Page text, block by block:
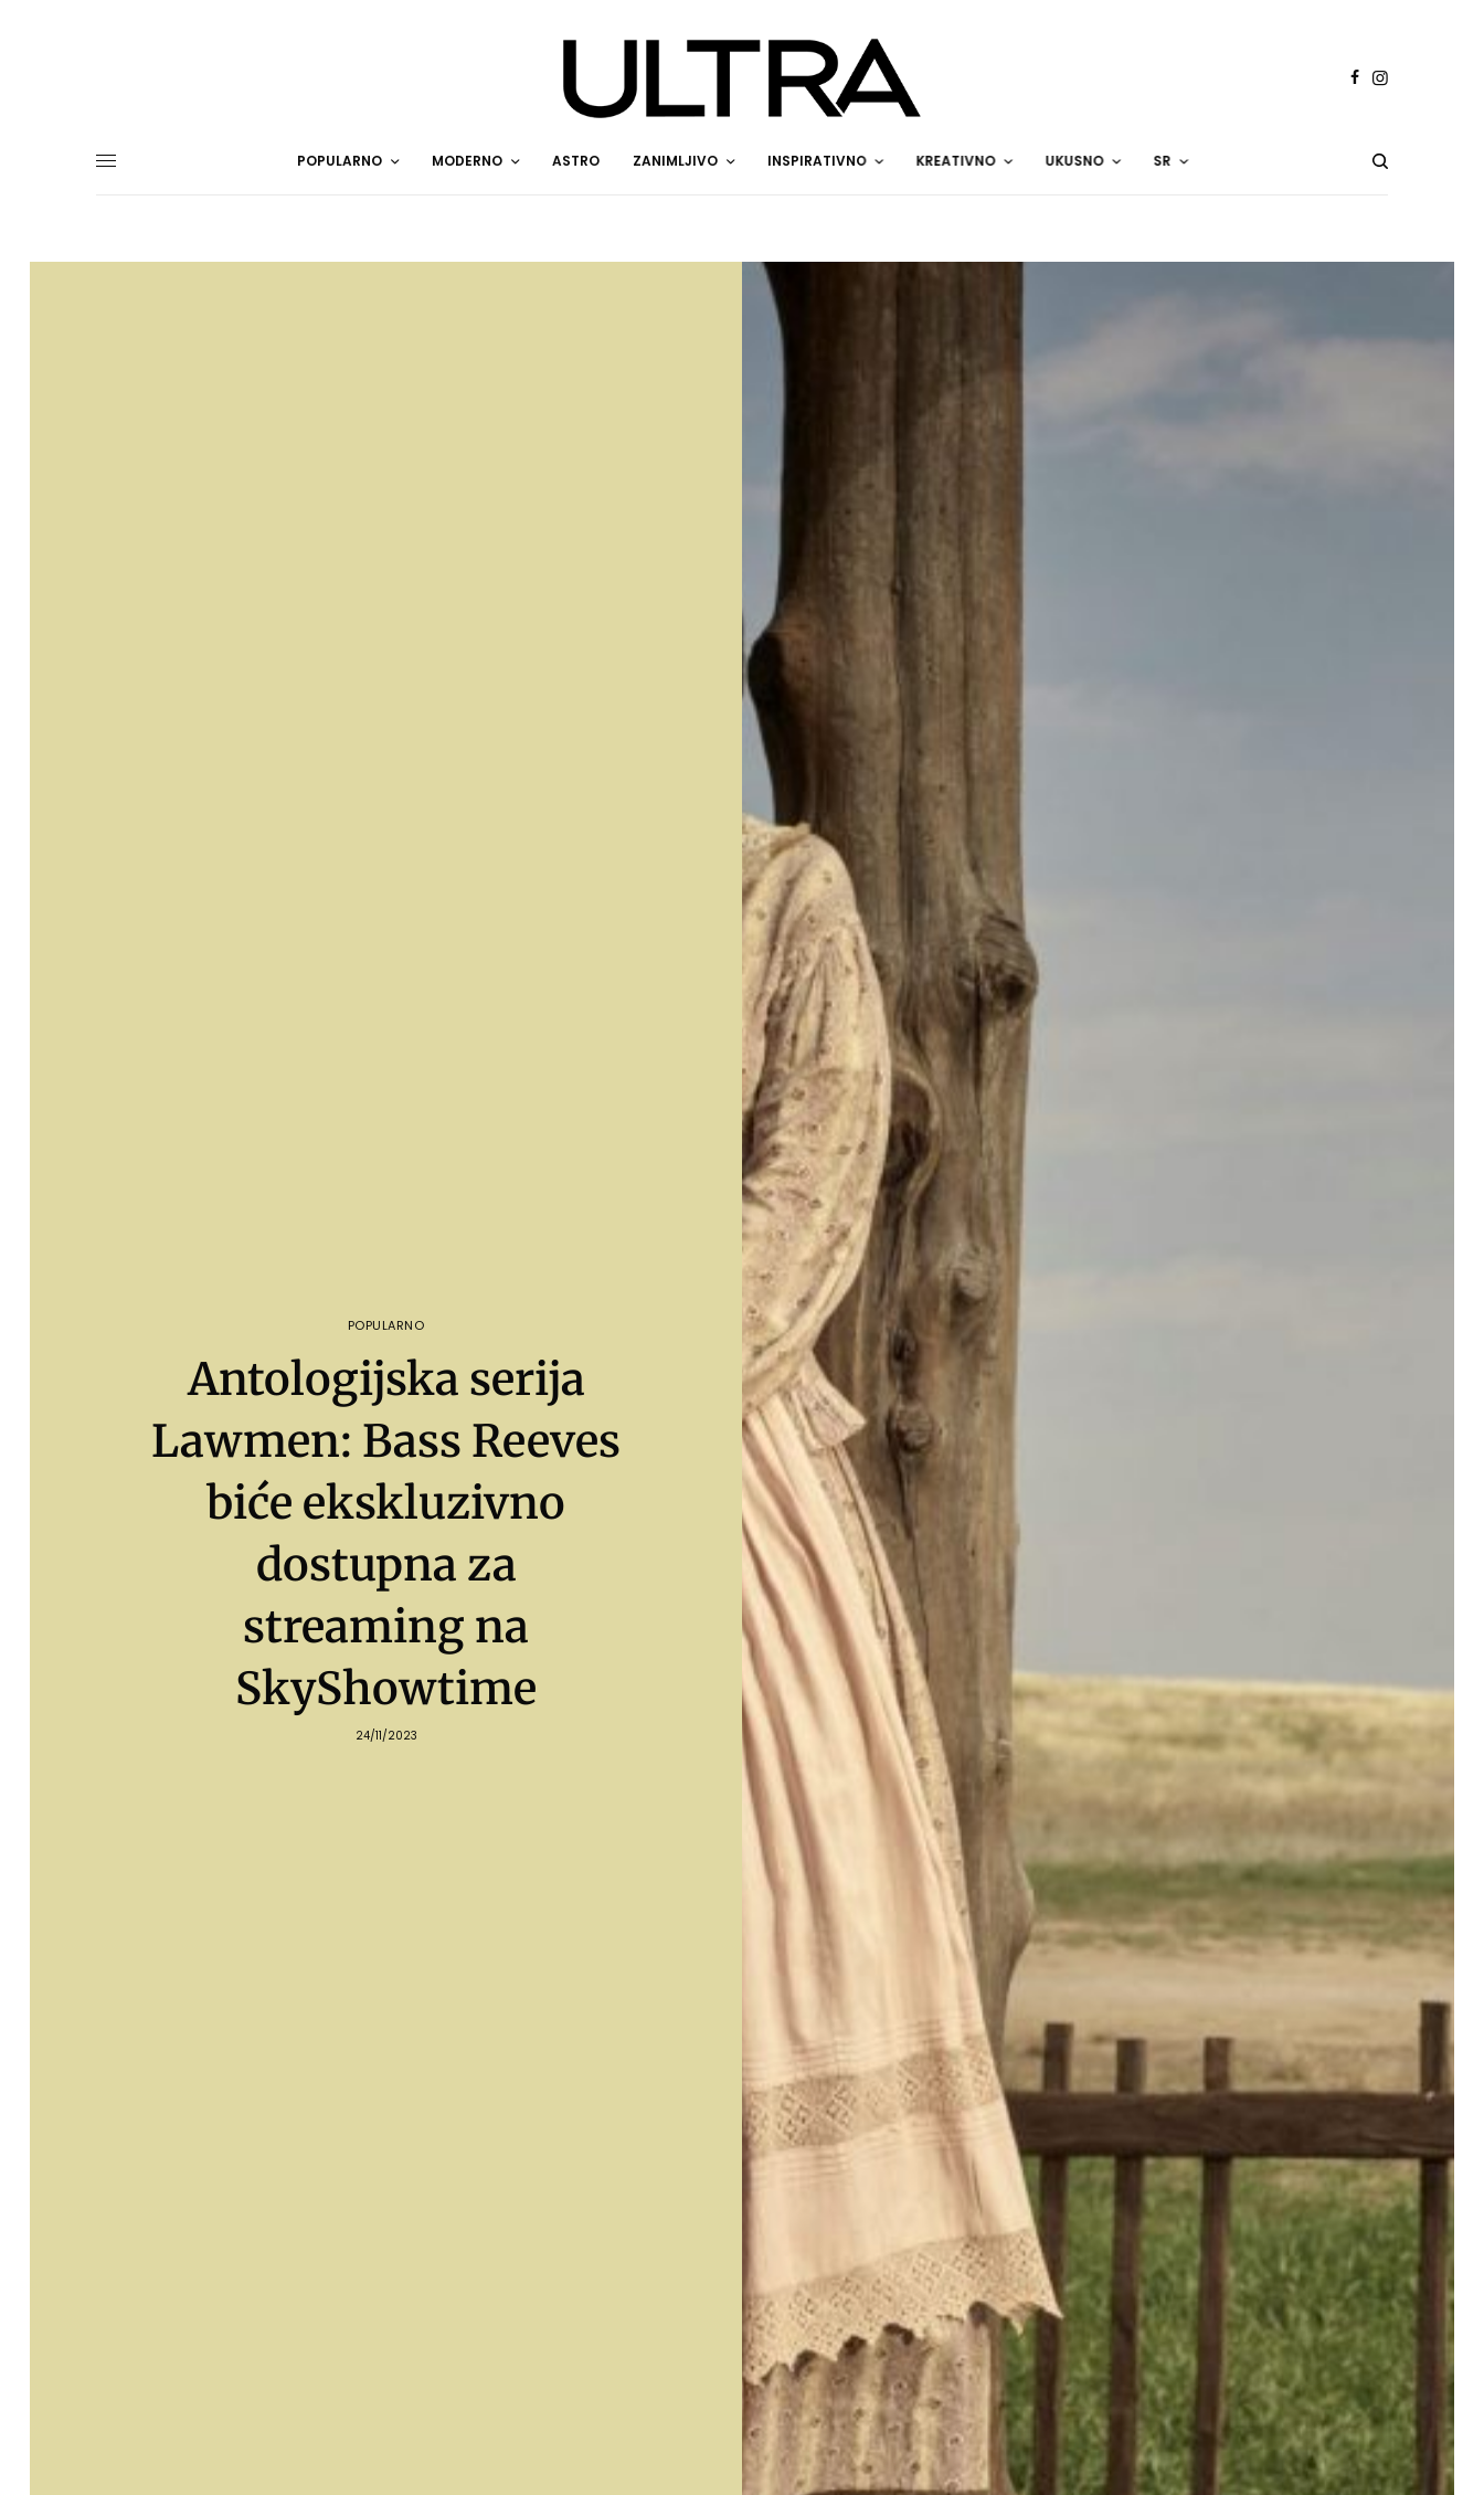
POPULARNO MODERNO ASTRO ZANIMLJIVO INSPIRATIVNO KREATIVNO UKUSNO SR
POPULARNO
Antologijska serija
Lawmen: Bass Reeves
biće ekskluzivno
dostupna za
streaming na
SkyShowtime
24/11/2023